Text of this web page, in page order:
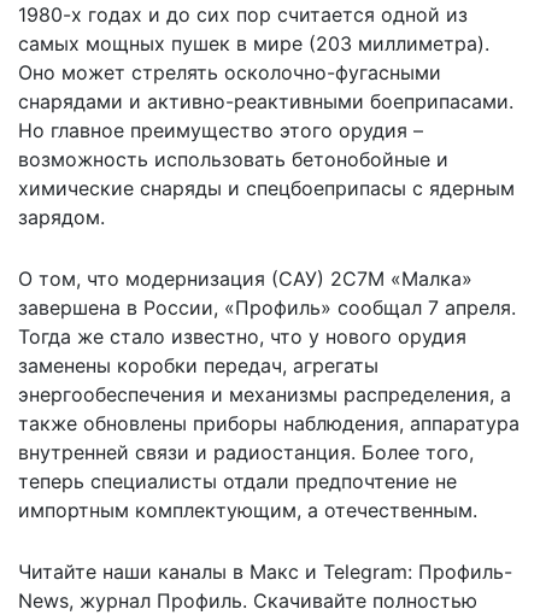
1980-х годах и до сих пор считается одной из
самых мощных пушек в мире (203 миллиметра).
Оно может стрелять осколочно-фугасными
снарядами и активно-реактивными боеприпасами.
Но главное преимущество этого орудия –
возможность использовать бетонобойные и
химические снаряды и спецбоеприпасы с ядерным
зарядом.
О том, что модернизация (САУ) 2С7М «Малка»
завершена в России, «Профиль» сообщал 7 апреля.
Тогда же стало известно, что у нового орудия
заменены коробки передач, агрегаты
энергообеспечения и механизмы распределения, а
также обновлены приборы наблюдения, аппаратура
внутренней связи и радиостанция. Более того,
теперь специалисты отдали предпочтение не
импортным комплектующим, а отечественным.
Читайте наши каналы в Макс и Telegram: Профиль-
News, журнал Профиль. Скачивайте полностью